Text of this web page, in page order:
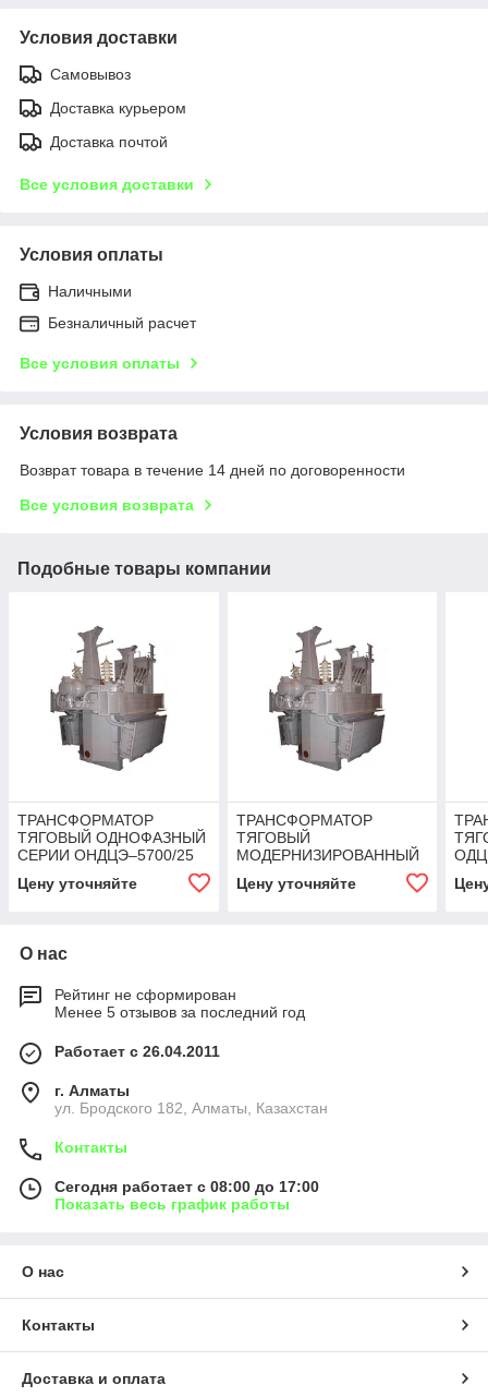
Условия доставки
Самовывоз
Доставка курьером
Доставка почтой
Все условия доставки
Условия оплаты
Наличными
Безналичный расчет
Все условия оплаты
Условия возврата
Возврат товара в течение 14 дней по договоренности
Все условия возврата
Подобные товары компании
ТРАНСФОРМАТОР
ТЯГОВЫЙ ОДНОФАЗНЫЙ
СЕРИИ ОНДЦЭ–5700/25
Цену уточняйте
ТРАНСФОРМАТОР
ТЯГОВЫЙ
МОДЕРНИЗИРОВАННЫЙ
5000/25БМ-02
Цену уточняйте
О нас
Рейтинг не сформирован
Менее 5 отзывов за последний год
Работает с 26.04.2011
г. Алматы
ул. Бродского 182, Алматы, Казахстан
Контакты
Сегодня работает с 08:00 до 17:00
Показать весь график работы
О нас
Контакты
Доставка и оплата